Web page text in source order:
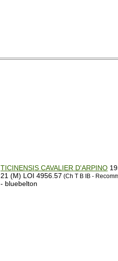
TICINENSIS CAVALIER D'ARPINO
21 (M) LOI 4956.57 (Ch T B IB -
- bluebelton